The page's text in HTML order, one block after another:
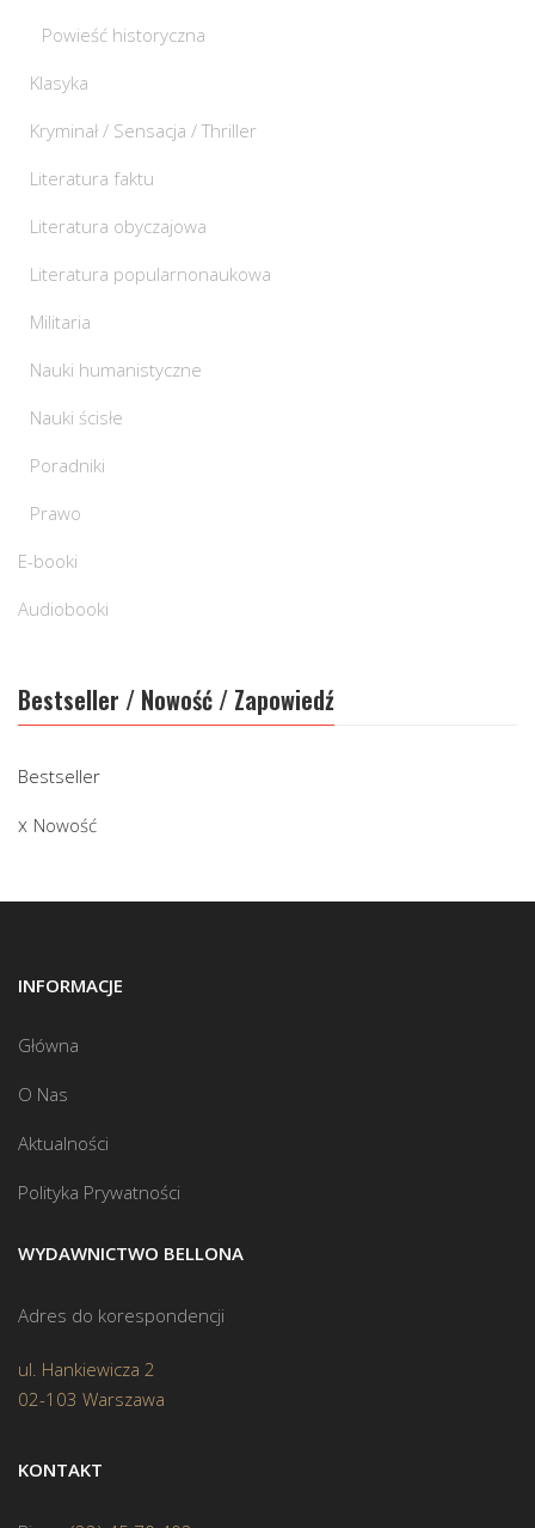
Powieść historyczna
Klasyka
Kryminał / Sensacja / Thriller
Literatura faktu
Literatura obyczajowa
Literatura popularnonaukowa
Militaria
Nauki humanistyczne
Nauki ścisłe
Poradniki
Prawo
E-booki
Audiobooki
Bestseller / Nowość / Zapowiedź
Bestseller
Nowość
INFORMACJE
Główna
O Nas
Aktualności
Polityka Prywatności
WYDAWNICTWO BELLONA
Adres do korespondencji
ul. Hankiewicza 2
02-103 Warszawa
KONTAKT